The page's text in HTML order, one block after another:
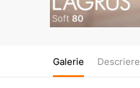
Galerie Descriere